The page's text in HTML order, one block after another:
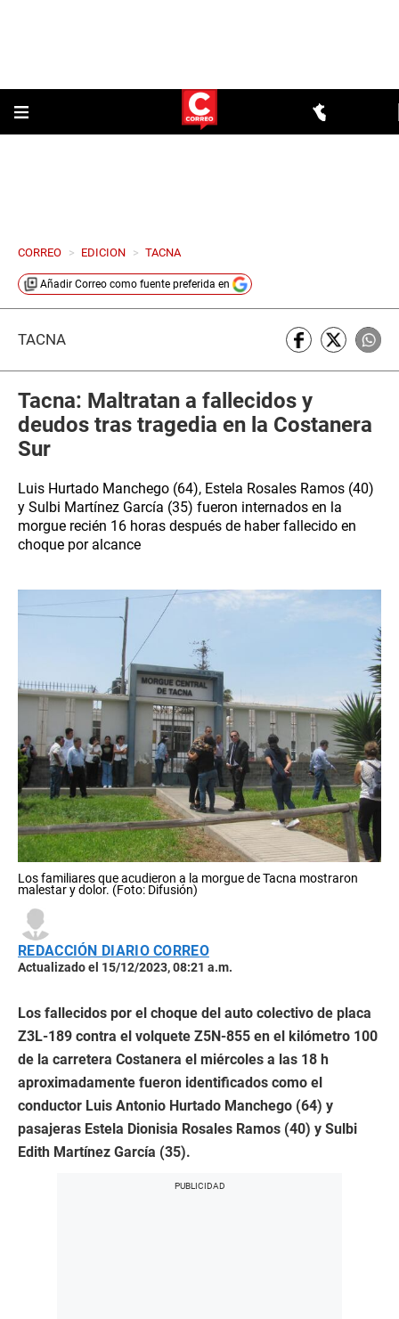
CORREO > EDICION > TACNA
Añadir Correo como fuente preferida en
TACNA
Tacna: Maltratan a fallecidos y
deudos tras tragedia en la Costanera
Sur
Luis Hurtado Manchego (64), Estela Rosales Ramos (40)
y Sulbi Martínez García (35) fueron internados en la
morgue recién 16 horas después de haber fallecido en
choque por alcance
Los familiares que acudieron a la morgue de Tacna mostraron
malestar y dolor. (Foto: Difusión)
REDACCIÓN DIARIO CORREO
Actualizado el 15/12/2023, 08:21 a.m.
Los fallecidos por el choque del auto colectivo de placa
Z3L-189 contra el volquete Z5N-855 en el kilómetro 100
de la carretera Costanera el miércoles a las 18 h
aproximadamente fueron identificados como el
conductor Luis Antonio Hurtado Manchego (64) y
pasajeras Estela Dionisia Rosales Ramos (40) y Sulbi
Edith Martínez García (35).